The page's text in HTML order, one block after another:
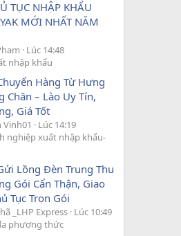
TỤC NHẬP KHẨU
MỚI NHẤT NĂM
Lúc 14:48
nhập khẩu
Hàng Từ Hưng
Chăn – Lào Uy Tín,
Giá Tốt
Vinh01
Lúc 14:19
nghiệp xuất nhập khẩu-
Lồng Đèn Trung Thu
Gói Cẩn Thận, Giao
Tục Trọn Gói
_LHP Express Lúc 10:49
phương thức